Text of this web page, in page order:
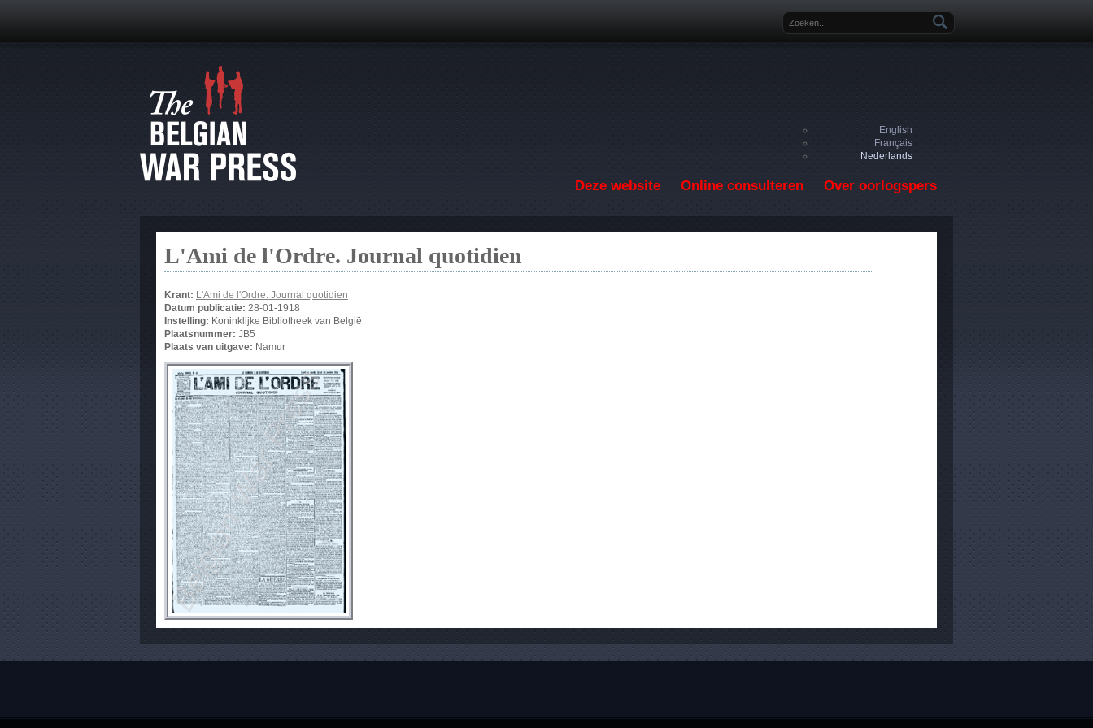
Zoekveld
English
Français
Nederlands
Deze website Online consulteren Over oorlogspers
L'Ami de l'Ordre. Journal quotidien
Krant: L'Ami de l'Ordre. Journal quotidien
Datum publicatie: 28-01-1918
Instelling: Koninklijke Bibliotheek van België
Plaatsnummer: JB5
Plaats van uitgave: Namur